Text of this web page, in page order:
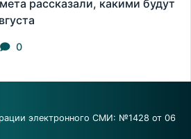
рассказали, какими будут
0
электронного СМИ: №1428 от 06